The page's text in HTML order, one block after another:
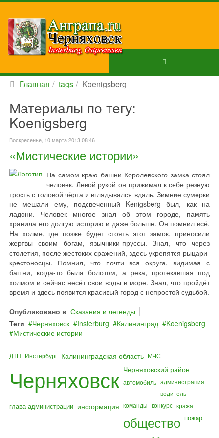
Главная tags Koenigsberg
Материалы по тегу:
Koenigsberg
Воскресенье, 10 марта 2013 08:46
«Мистические истории»
На самом краю башни Королевского замка стоял
человек. Левой рукой он прижимал к себе резную
трость с головой чёрта и вглядывался вдаль. Зимние сумерки
не мешали ему, подсвеченный Kenigsberg был, как на
ладони. Человек многое знал об этом городе, память
хранила его долгую историю и даже больше. Он помнил всё.
На холме, где позже будет стоять этот замок, приносили
жертвы своим богам, язычники-пруссы. Знал, что через
столетия, после жестоких сражений, здесь укрепятся рыцари-
крестоносцы. Помнил, что почти вся округа, видимая с
башни, когда-то была болотом, а река, протекавшая под
холмом и сейчас несёт свои воды в море. Знал, что пройдёт
время и здесь появится красивый город с непростой судьбой.
Опубликовано в Сказания и легенды
Теги
Черняховск Insterburg Калининград
Koenigsberg
Мистические истории
ДТП Инстербург Калининградская область МЧС
Черняховск Черняховский район
автомобиль администрация
водитель
глава администрации информация команды конкурс кража
общество пожар